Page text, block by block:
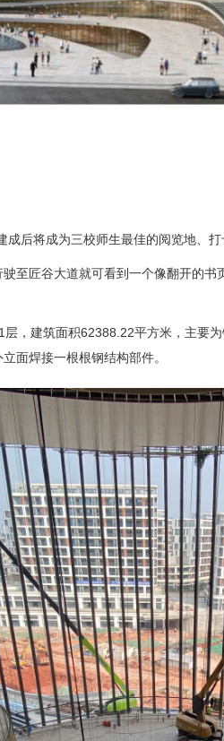
后将成为三校师生最佳的阅览地、打
至匠谷大道就可看到一个像翻开的
，建筑面积62388.22平方米，主要
面焊接一根根钢结构部件。